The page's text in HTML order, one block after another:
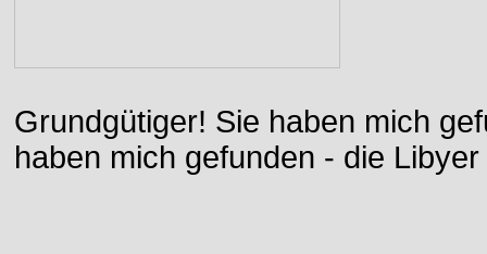
Grundgütiger! Sie haben mich
haben mich gefunden - die